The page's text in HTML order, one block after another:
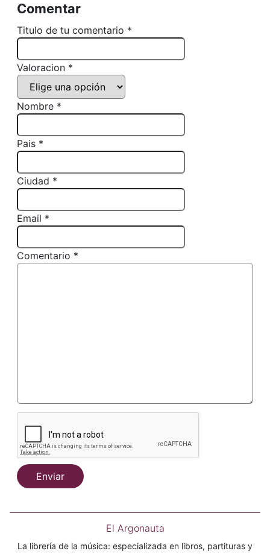
Comentar
Titulo de tu comentario *
Valoracion *
Nombre *
Pais *
Ciudad *
Email *
Comentario *
Enviar
El Argonauta
La librería de la música: especializada en libros, partituras y